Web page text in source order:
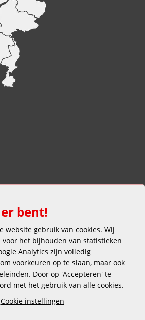
gemakkelijk betalen
bent!
website gebruik van cookies. Wij
voor het bijhouden van statistieken
Analytics zijn volledig
voorkeuren op te slaan, maar ook
Door op 'Accepteren' te
met het gebruik van alle cookies.
Cookie instellingen